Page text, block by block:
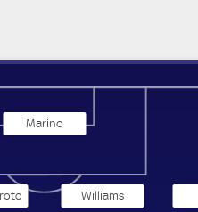
Marino
Williams